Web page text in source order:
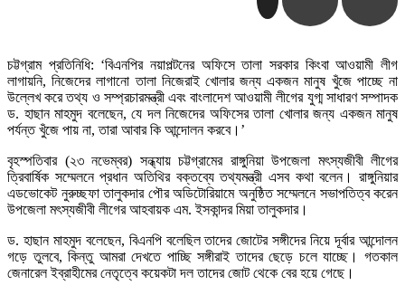
চট্টগ্রাম প্রতিনিধি: ‘বিএনপির নয়াপল্টনের অফিসে তালা সরকার কিংবা আওয়ামী লীগ
লাগায়নি, নিজেদের লাগানো তালা নিজেরাই খোলার জন্য একজন মানুষ খুঁজে পাচ্ছে না
উল্লেখ করে তথ্য ও সম্প্রচারমন্ত্রী এবং বাংলাদেশ আওয়ামী লীগের যুগ্ম সাধারণ সম্পাদক
ড. হাছান মাহমুদ বলেছেন, যে দল নিজেদের অফিসের তালা খোলার জন্য একজন মানুষ
পর্যন্ত খুঁজে পায় না, তারা আবার কি আন্দোলন করবে।’
বৃহস্পতিবার (২৩ নভেম্বর) সন্ধ্যায় চট্টগ্রামের রাঙ্গুনিয়া উপজেলা মৎস্যজীবী লীগের
ত্রিবার্ষিক সম্মেলনে প্রধান অতিথির বক্তব্যে তথ্যমন্ত্রী এসব কথা বলেন। রাঙ্গুনিয়ার
এডভোকেট নুরুচ্ছফা তালুকদার পৌর অডিটোরিয়ামে অনুষ্ঠিত সম্মেলনে সভাপতিত্ব করেন
উপজেলা মৎস্যজীবী লীগের আহবায়ক এম. ইসকান্দর মিয়া তালুকদার।
ড. হাছান মাহমুদ বলেছেন, বিএনপি বলেছিল তাদের জোটের সঙ্গীদের নিয়ে দূর্বার আন্দোলন
গড়ে তুলবে, কিন্তু আমরা দেখতে পাচ্ছি সঙ্গীরাই তাদের ছেড়ে চলে যাচ্ছে। গতকাল
জেনারেল ইব্রাহীমের নেতৃত্বে কয়েকটা দল তাদের জোট থেকে বের হয়ে গেছে।